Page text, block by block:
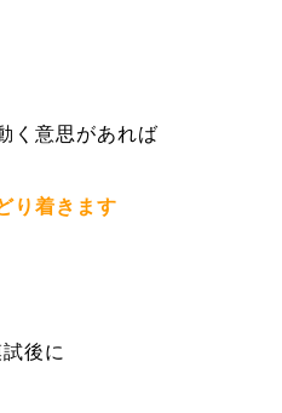
く意思があれば
り着きます
後に